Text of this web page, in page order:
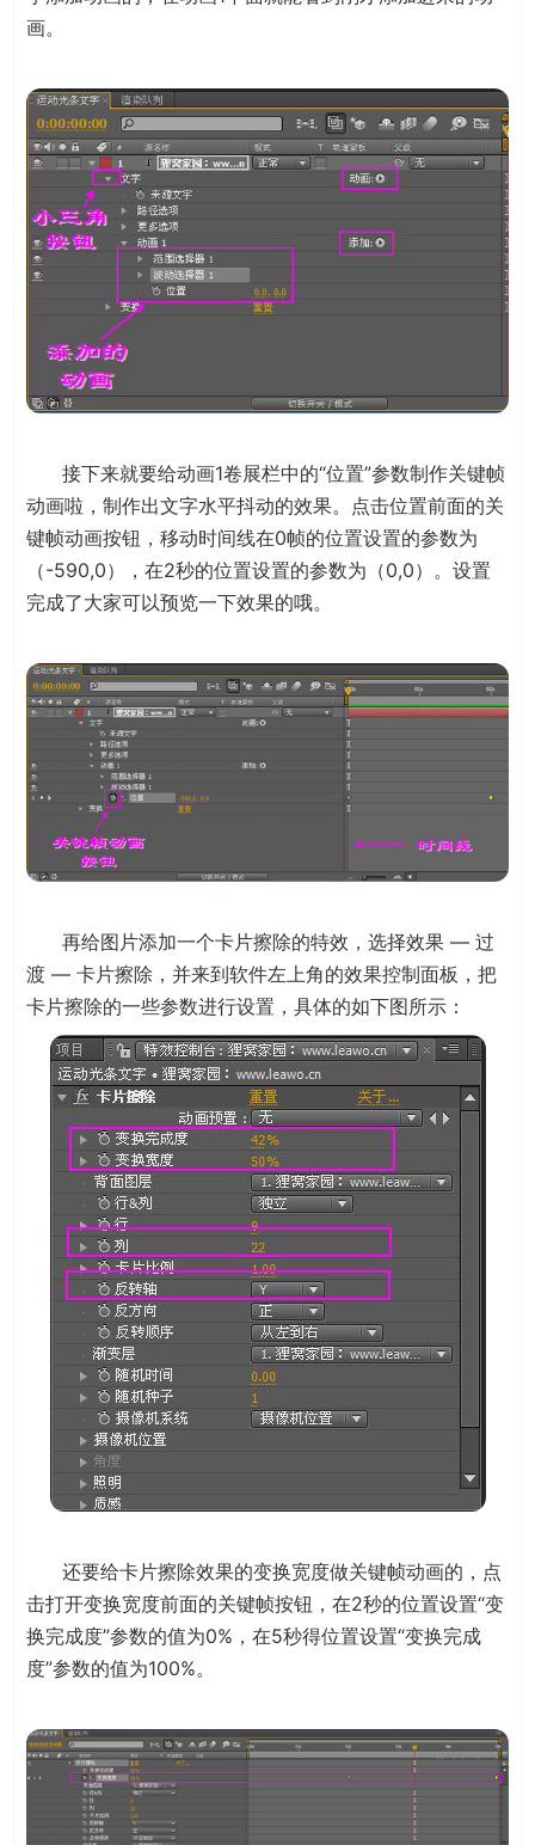
画。
接下来就要给动画1卷展栏中的“位置”参数制作关键帧
动画啦，制作出文字水平抖动的效果。点击位置前面的关
键帧动画按钮，移动时间线在0帧的位置设置的参数为
（-590,0），在2秒的位置设置的参数为（0,0）。设置
完成了大家可以预览一下效果的哦。
再给图片添加一个卡片擦除的特效，选择效果 — 过
渡 — 卡片擦除，并来到软件左上角的效果控制面板，把
卡片擦除的一些参数进行设置，具体的如下图所示：
还要给卡片擦除效果的变换宽度做关键帧动画的，点
击打开变换宽度前面的关键帧按钮，在2秒的位置设置“变
换完成度”参数的值为0%，在5秒得位置设置“变换完成
度”参数的值为100%。